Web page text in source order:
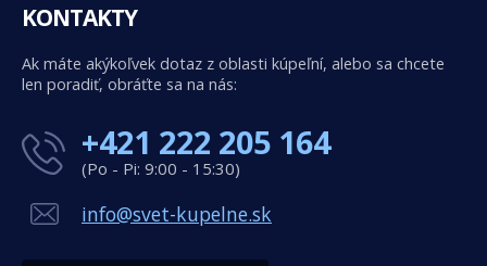
KONTAKTY
Ak máte akýkoľvek dotaz z oblasti kúpeľní, alebo sa chcete
len poradiť, obráťte sa na nás:
+421 222 205 164
(Po - Pi: 9:00 - 15:30)
info@svet-kupelne.sk